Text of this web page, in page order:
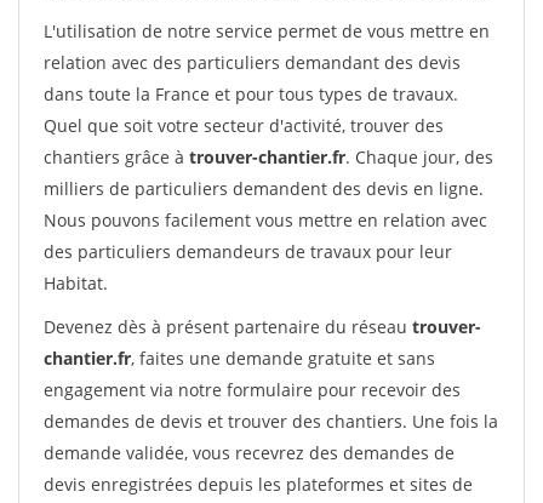
L'utilisation de notre service permet de vous mettre en
relation avec des particuliers demandant des devis
dans toute la France et pour tous types de travaux.
Quel que soit votre secteur d'activité, trouver des
chantiers grâce à trouver-chantier.fr. Chaque jour, des
milliers de particuliers demandent des devis en ligne.
Nous pouvons facilement vous mettre en relation avec
des particuliers demandeurs de travaux pour leur
Habitat.
Devenez dès à présent partenaire du réseau trouver-
chantier.fr, faites une demande gratuite et sans
engagement via notre formulaire pour recevoir des
demandes de devis et trouver des chantiers. Une fois la
demande validée, vous recevrez des demandes de
devis enregistrées depuis les plateformes et sites de